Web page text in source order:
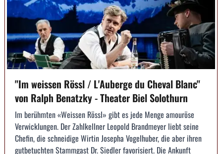
"Im weissen Rössl / L'Auberge du Cheval Blanc"
von Ralph Benatzky - Theater Biel Solothurn
Im berühmten «Weissen Rössl» gibt es jede Menge amouröse
Verwicklungen. Der Zahlkellner Leopold Brandmeyer liebt seine
Chefin, die schneidige Wirtin Josepha Vogelhuber, die aber ihren
gutbetuchten Stammgast Dr. Siedler favorisiert. Die Ankunft